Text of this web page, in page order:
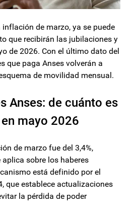
inflación de marzo, ya se puede
que recibirán las jubilaciones y
de 2026. Con el último dato del
que paga Anses volverán a
de movilidad mensual.
Anses: de cuánto es
mayo 2026
de marzo fue del 3,4%,
aplica sobre los haberes
está definido por el
que establece actualizaciones
la pérdida de poder